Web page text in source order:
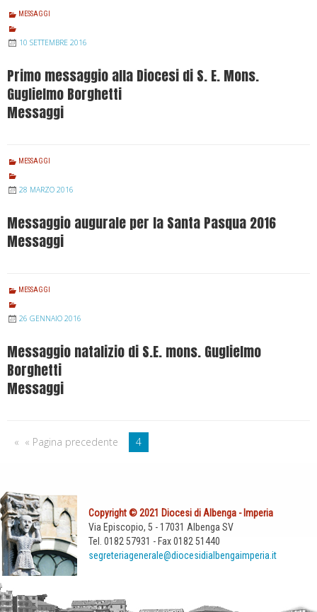
MESSAGGI
10 SETTEMBRE 2016
Primo messaggio alla Diocesi di S. E. Mons.
Guglielmo Borghetti
Messaggi
MESSAGGI
28 MARZO 2016
Messaggio augurale per la Santa Pasqua 2016
Messaggi
MESSAGGI
26 GENNAIO 2016
Messaggio natalizio di S.E. mons. Guglielmo
Borghetti
Messaggi
« Pagina precedente 4
Copyright © 2021 Diocesi di Albenga - Imperia
Via Episcopio, 5 - 17031 Albenga SV
Tel. 0182 57931 - Fax 0182 51440
segreteriagenerale@diocesidialbengaimperia.it